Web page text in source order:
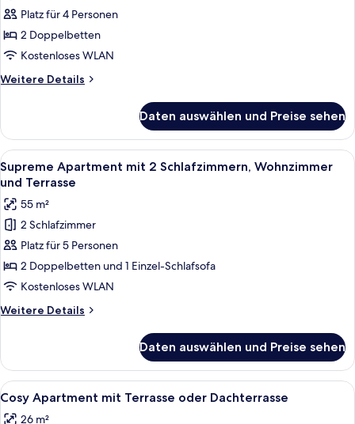
Apartment
mit
2
anzeigen
Platz für 4 Personen
2 Doppelbetten
Kostenloses WLAN
Weitere Details
Weitere
Apartment
mit
2
Schlafzimmern
Daten auswählen und Preise sehen
Alle
Fotos
für
Supreme
Apartment
mit
2
Schlafzimmern,
Wohnzimmer
und
anzeigen
Ein Hotelzimmer mit einem großen
10
Supreme Apartment mit 2 Schlafzimmern, Wohnzimmer
und Terrasse
55 m²
2 Schlafzimmer
Platz für 5 Personen
2 Doppelbetten und 1 Einzel-Schlafsofa
Kostenloses WLAN
Weitere Details
Weitere
Apartment
mit
2
Schlafzimmern,
Daten auswählen und Preise sehen
Alle
Fotos
Ein Hotelzimmer mit einem Bett,
10
Cosy Apartment mit Terrasse oder Dachterrasse
26 m²